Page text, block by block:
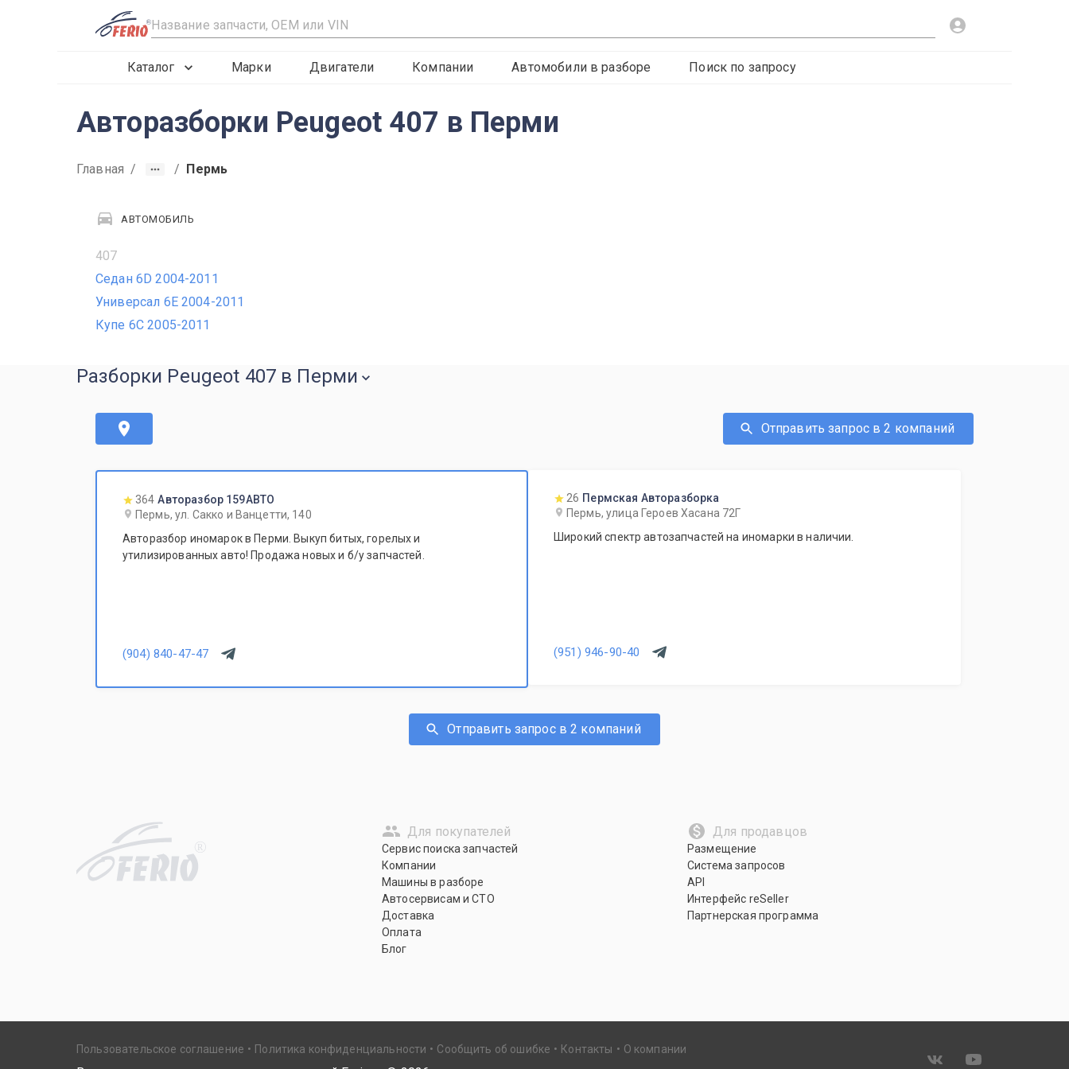
R
Каталог Марки Двигатели Компании Автомобили в разборе Поиск по запросу
Авторазборки Peugeot 407 в Перми
Главная / / Пермь
АВТОМОБИЛЬ
407
Седан 6D 2004-2011
Универсал 6E 2004-2011
Купе 6C 2005-2011
Разборки Peugeot 407 в Перми
Отправить запрос в 2 компаний
364 Авторазбор 159АВТО
Пермь, ул. Сакко и Ванцетти, 140
Авторазбор иномарок в Перми. Выкуп битых, горелых и
утилизированных авто! Продажа новых и б/у запчастей.
(904) 840-47-47
26 Пермская Авторазборка
Пермь, улица Героев Хасана 72Г
Широкий спектр автозапчастей на иномарки в наличии.
(951) 946-90-40
Отправить запрос в 2 компаний
R
Для покупателей
Сервис поиска запчастей
Компании
Машины в разборе
Автосервисам и СТО
Доставка
Оплата
Блог
Для продавцов
Размещение
Система запросов
API
Интерфейс reSeller
Партнерская программа
Пользовательское соглашение Политика конфиденциальности Сообщить об ошибке Контакты О компании